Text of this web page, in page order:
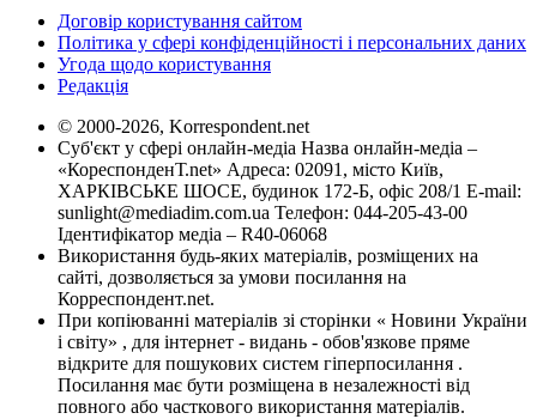
Договір користування сайтом
Політика у сфері конфіденційності і персональних даних
Угода щодо користування
Редакція
© 2000-2026, Korrespondent.net
Суб'єкт у сфері онлайн-медіа Назва онлайн-медіа –
«КореспонденТ.net» Адреса: 02091, місто Київ,
ХАРКІВСЬКЕ ШОСЕ, будинок 172-Б, офіс 208/1 E-mail:
sunlight@mediadim.com.ua Телефон: 044-205-43-00
Ідентифікатор медіа – R40-06068
Використання будь-яких матеріалів, розміщених на
сайті, дозволяється за умови посилання на
Корреспондент.net.
При копіюванні матеріалів зі сторінки « Новини України
і світу» , для інтернет - видань - обов'язкове пряме
відкрите для пошукових систем гіперпосилання .
Посилання має бути розміщена в незалежності від
повного або часткового використання матеріалів.